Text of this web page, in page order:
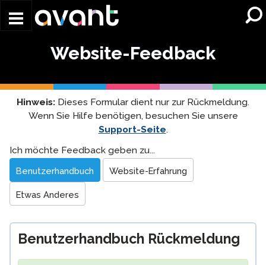
Website-Feedback
Hinweis: Dieses Formular dient nur zur Rückmeldung.
Wenn Sie Hilfe benötigen, besuchen Sie unsere
Support-Seite.
Website
Feedback
Ich möchte Feedback geben zu...
Benutzerhandbuch Website-Erfahrung
Etwas Anderes
Benutzerhandbuch Rückmeldung